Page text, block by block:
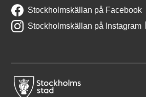
Stockholmskällan på Facebook
Stockholmskällan på Instagram